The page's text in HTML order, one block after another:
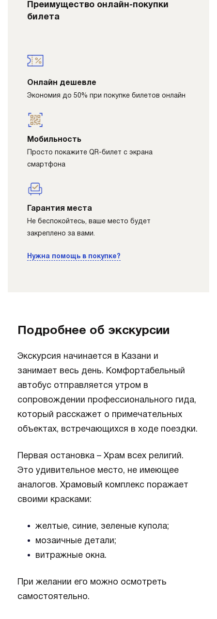
Преимущество онлайн-покупки
билета
Онлайн дешевле
Экономия до 50% при покупке билетов онлайн
Мобильность
Просто покажите QR-билет с экрана
смартфона
Гарантия места
Не беспокойтесь, ваше место будет
закреплено за вами.
Нужна помощь в покупке?
Подробнее об экскурсии
Экскурсия начинается в Казани и
занимает весь день. Комфортабельный
автобус отправляется утром в
сопровождении профессионального гида,
который расскажет о примечательных
объектах, встречающихся в ходе поездки.
Первая остановка – Храм всех религий.
Это удивительное место, не имеющее
аналогов. Храмовый комплекс поражает
своими красками:
желтые, синие, зеленые купола;
мозаичные детали;
витражные окна.
При желании его можно осмотреть
самостоятельно.